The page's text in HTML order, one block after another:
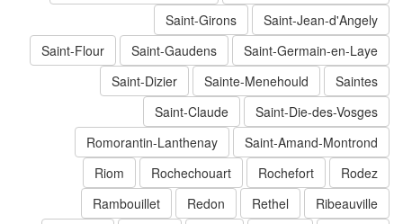
Saint-Jean-d'Angely
Saint-Girons
Saint-Germain-en-Laye
Saint-Gaudens
Saint-Flour
Saintes
Sainte-Menehould
Saint-Dizier
Saint-Die-des-Vosges
Saint-Claude
Saint-Amand-Montrond
Romorantin-Lanthenay
Rodez
Rochefort
Rochechouart
Riom
Ribeauville
Rethel
Redon
Rambouillet